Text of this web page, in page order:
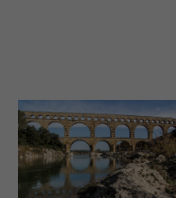
Aenean commodo ligula
sociis natoque penatibus
nascetur ridiculus mus.